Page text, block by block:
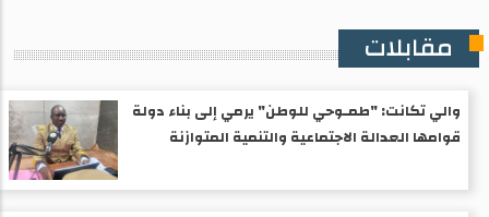
مقابلات
والي تكانت: "طمـوحي للوطن" يرمي إلى بناء دولة
قوامها العدالة الاجتماعية والتنمية المتوازنة